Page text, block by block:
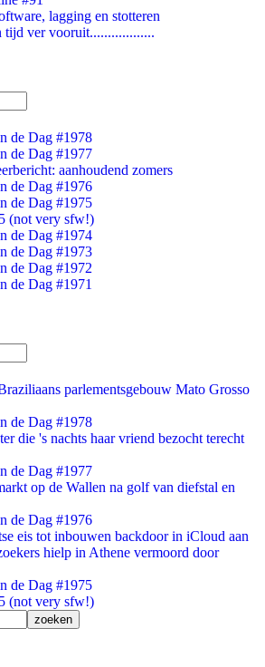
lagging en stotteren
tijd ver vooruit..................
de Dag #1978
de Dag #1977
aanhoudend zomers
de Dag #1976
de Dag #1975
(not very sfw!)
de Dag #1974
de Dag #1973
de Dag #1972
de Dag #1971
parlementsgebouw Mato Grosso
de Dag #1978
die 's nachts haar vriend bezocht terecht
de Dag #1977
op de Wallen na golf van diefstal en
de Dag #1976
eis tot inbouwen backdoor in iCloud aan
hielp in Athene vermoord door
de Dag #1975
(not very sfw!)